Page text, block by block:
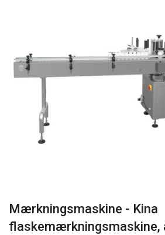
Mærkningsmaskine - Kina
flaskemærkningsmaskine,